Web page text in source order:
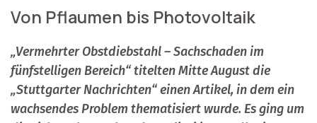
Von Pflaumen bis Photovoltaik
„Vermehrter Obstdiebstahl – Sachschaden im
fünfstelligen Bereich“ titelten Mitte August die
„Stuttgarter Nachrichten“ einen Artikel, in dem ein
wachsendes Problem thematisiert wurde. Es ging um